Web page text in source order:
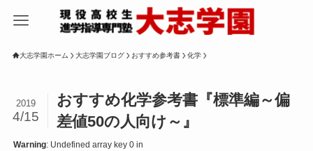
大志学園ホーム 大志学園ブログ おすすめ参考書 化学
おすすめ化学参考書『標準編～偏
差値50の人向け～』
2019
4/15
Warning: Undefined array key 0 in